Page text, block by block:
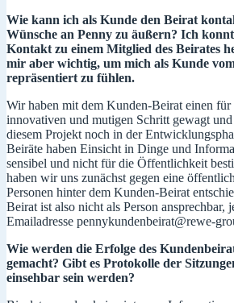
Wie kann ich als Kunde den Beirat
Wünsche an Penny zu äußern? Ich
Kontakt zu einem Mitglied des Beirates
mir aber wichtig, um mich als Kunde
repräsentiert zu fühlen.
Wir haben mit dem Kunden-Beirat einen für
innovativen und mutigen Schritt gewagt
diesem Projekt noch in der
Beiräte haben Einsicht in Dinge und
sensibel und nicht für die Öffentlichkeit
haben wir uns zunächst gegen eine
Personen hinter dem Kunden-Beirat
Beirat ist also nicht als Person ansprechbar,
Emailadresse pennykundenbeirat@rewe-
Wie werden die Erfolge des
gemacht? Gibt es Protokolle der
einsehbar sein werden?